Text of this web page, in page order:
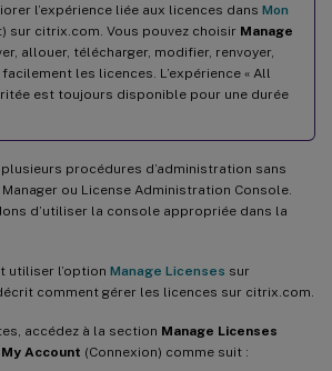
l’expérience liée aux licences dans Mon
sur citrix.com. Vous pouvez choisir Manage
allouer, télécharger, modifier, renvoyer,
les licences. L’expérience « All
est toujours disponible pour une durée
procédures d’administration sans
ou License Administration Console.
d’utiliser la console appropriée dans la
utiliser l’option Manage Licenses sur
comment gérer les licences sur citrix.com.
accédez à la section Manage Licenses
My Account (Connexion) comme suit :